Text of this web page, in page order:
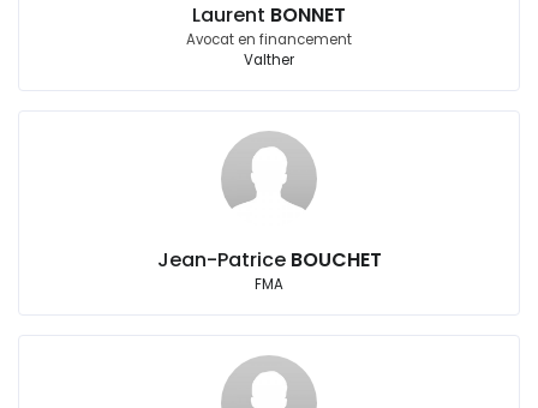
Laurent BONNET
Avocat en financement
Valther
Jean-Patrice BOUCHET
FMA